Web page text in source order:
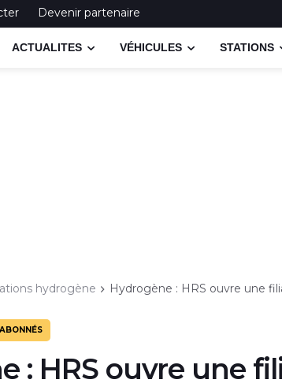
Devenir partenaire
ACTUALITES VÉHICULES STATIONS
hydrogène Hydrogène : HRS ouvre une
ABONNÉS
: HRS ouvre une